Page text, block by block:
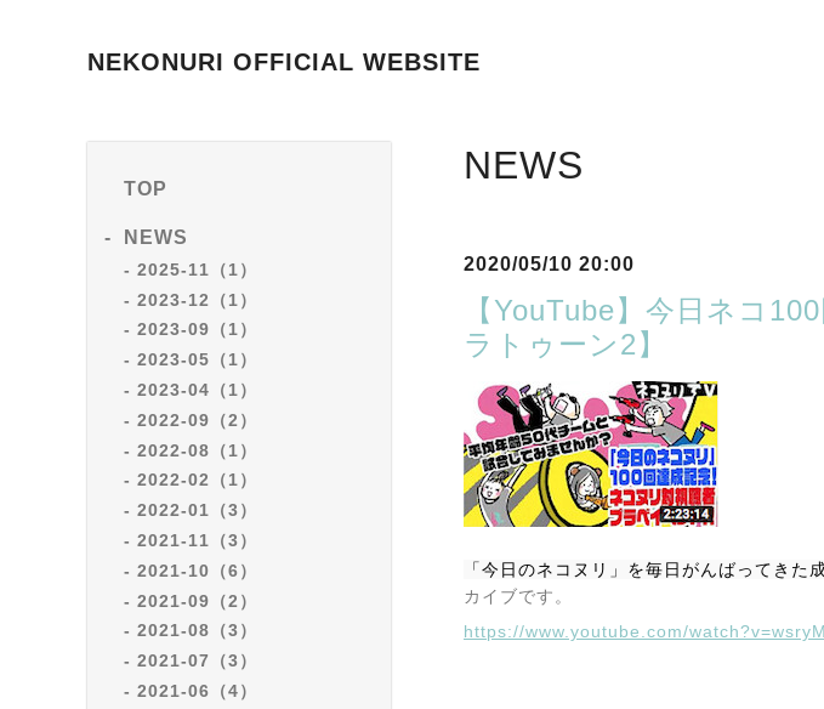
NEKONURI OFFICIAL WEBSITE
TOP
NEWS
2025-11（1）
2023-12（1）
2023-09（1）
2023-05（1）
2023-04（1）
2022-09（2）
2022-08（1）
2022-02（1）
2022-01（3）
2021-11（3）
2021-10（6）
2021-09（2）
2021-08（3）
2021-07（3）
2021-06（4）
NEWS
2020/05/10 20:00
【YouTube】今日ネコ
ラトゥーン2】
「今日のネコヌリ」を毎日がんばってきた
カイブです。
https://www.youtube.com/